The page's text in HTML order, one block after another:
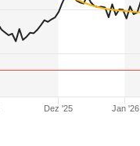
Dez '25 Jan '26